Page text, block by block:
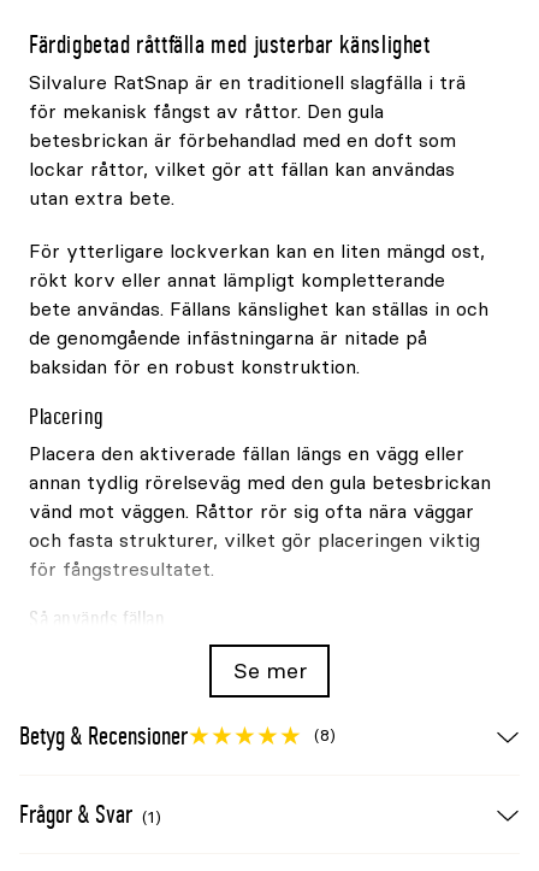
Färdigbetad råttfälla med justerbar känslighet
Silvalure RatSnap är en traditionell slagfälla i trä
för mekanisk fångst av råttor. Den gula
betesbrickan är förbehandlad med en doft som
lockar råttor, vilket gör att fällan kan användas
utan extra bete.
För ytterligare lockverkan kan en liten mängd ost,
rökt korv eller annat lämpligt kompletterande
bete användas. Fällans känslighet kan ställas in och
de genomgående infästningarna är nitade på
baksidan för en robust konstruktion.
Placering
Placera den aktiverade fällan längs en vägg eller
annan tydlig rörelseväg med den gula betesbrickan
vänd mot väggen. Råttor rör sig ofta nära väggar
och fasta strukturer, vilket gör placeringen viktig
för fångstresultatet.
Så används fällan
och för att minska mänsklig lukt på fällan.
räckhåll för barn och husdjur.
Kontrollera fällan ofta.
Hantera aldrig fångade råttor med oskyddade
Se mer
Betyg & Recensioner (8)
Frågor & Svar (1)